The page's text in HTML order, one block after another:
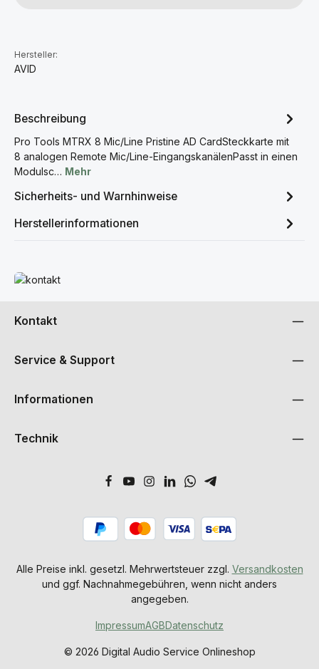
Hersteller:
AVID
Beschreibung
Pro Tools MTRX 8 Mic/Line Pristine AD CardSteckkarte mit
8 analogen Remote Mic/Line-EingangskanälenPasst in einen
Modulsc… Mehr
Sicherheits- und Warnhinweise
Herstellerinformationen
Mehr erfahren
Kontakt
Service & Support
Informationen
Technik
Alle Preise inkl. gesetzl. Mehrwertsteuer zzgl. Versandkosten
und ggf. Nachnahmegebühren, wenn nicht anders
angegeben.
© 2026 Digital Audio Service Onlineshop
ImpressumAGBDatenschutz